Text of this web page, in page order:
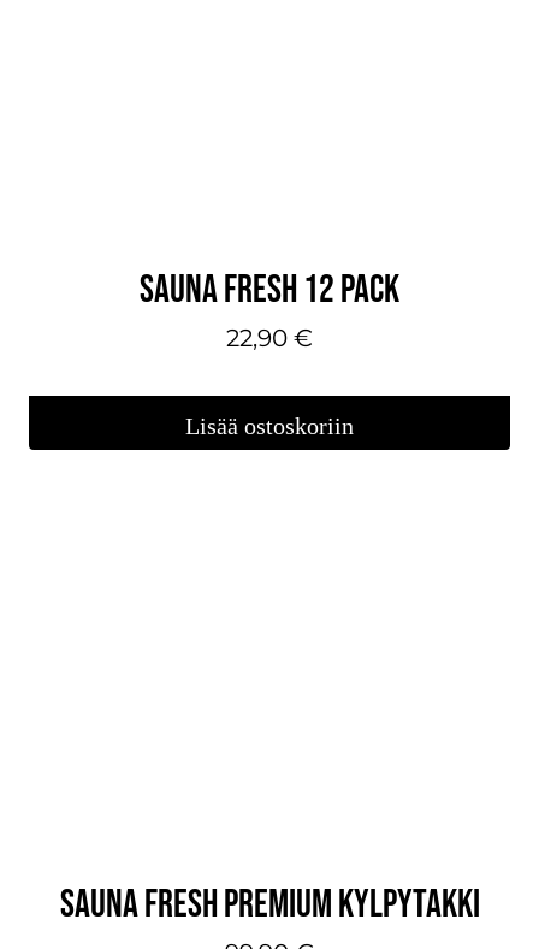
SAUNA FRESH 12 PACK
22,90 €
Lisää ostoskoriin
SAUNA FRESH PREMIUM KYLPYTAKKI